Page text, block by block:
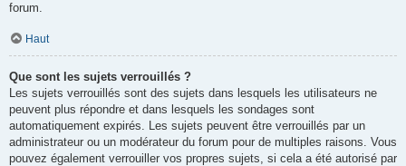
forum.
Haut
Que sont les sujets verrouillés ?
Les sujets verrouillés sont des sujets dans lesquels les utilisateurs ne
peuvent plus répondre et dans lesquels les sondages sont
automatiquement expirés. Les sujets peuvent être verrouillés par un
administrateur ou un modérateur du forum pour de multiples raisons. Vous
pouvez également verrouiller vos propres sujets, si cela a été autorisé par